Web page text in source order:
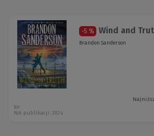
-5 % Wind and
Brandon Sanderson
tor
Rok publikacji: 2024